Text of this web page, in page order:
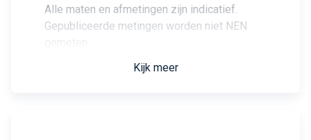
Alle maten en afmetingen zijn indicatief.
Gepubliceerde metingen worden niet NEN
Kijk meer